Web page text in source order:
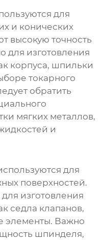
для
и конических
высокую точность
для изготовления
корпуса, шпильки
токарного
обратить
мягких металлов,
и
для
поверхностей.
изготовления
седла клапанов,
элементы. Важно
шпинделя,